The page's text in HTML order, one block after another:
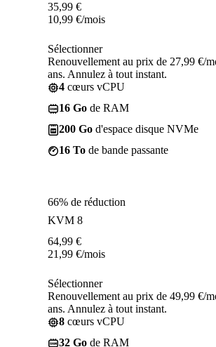
35,99 €
10,99 €/mois
Sélectionner
Renouvellement au prix de 27,99 €/
ans. Annulez à tout instant.
4 cœurs vCPU
16 Go de RAM
200 Go d'espace disque NVMe
16 To de bande passante
66% de réduction
KVM 8
64,99 €
21,99 €/mois
Sélectionner
Renouvellement au prix de 49,99 €/
ans. Annulez à tout instant.
8 cœurs vCPU
32 Go de RAM